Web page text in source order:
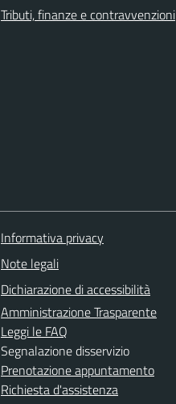
Tributi, finanze e contravvenzioni
Informativa privacy
Note legali
Dichiarazione di accessibilità
Amministrazione Trasparente
Leggi le FAQ
Segnalazione disservizio
Prenotazione appuntamento
Richiesta d'assistenza